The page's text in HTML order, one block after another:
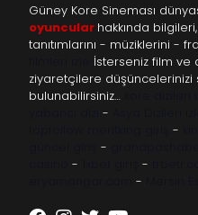
Güney Kore Sineması
oyuncular hakkında
tanıtımlarını - müziklerini -
İsterseniz film
ziyaretçilere
bulunabilirsiniz…
-
-
-
- -
-